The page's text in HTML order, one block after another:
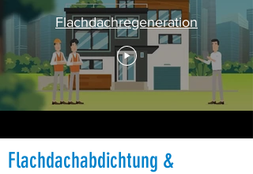
Flachdachregeneration
Flachdachabdichtung &